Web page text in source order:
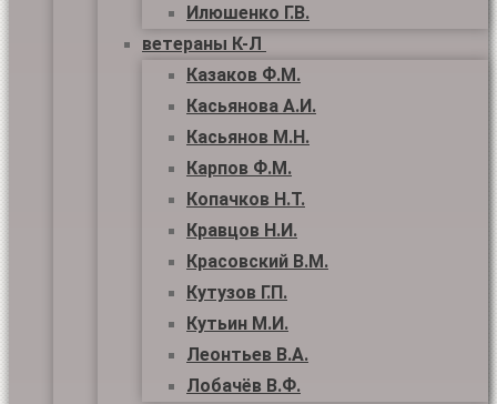
Илюшенко Г.В.
ветераны К-Л
Казаков Ф.М.
Касьянова А.И.
Касьянов М.Н.
Карпов Ф.М.
Копачков Н.Т.
Кравцов Н.И.
Красовский В.М.
Кутузов Г.П.
Кутьин М.И.
Леонтьев В.А.
Лобачёв В.Ф.